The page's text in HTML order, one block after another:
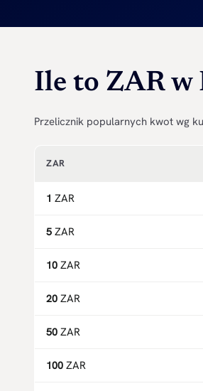
Ile to ZAR w
Przelicznik popularnych kwot wg
ZAR
1 ZAR
5 ZAR
10 ZAR
20 ZAR
50 ZAR
100 ZAR